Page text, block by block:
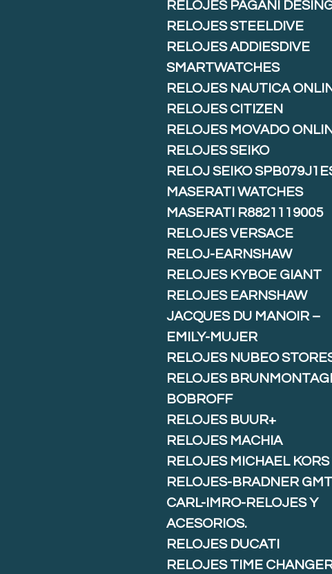
RELOJES PAGANI
RELOJES STEELDIVE
RELOJES ADDIESDIVE
SMARTWATCHES
RELOJES NAUTICA
RELOJES CITIZEN
RELOJES MOVADO
RELOJES SEIKO
RELOJ SEIKO
MASERATI WATCHES
MASERATI R8821119005
RELOJES VERSACE
RELOJ-EARNSHAW
RELOJES KYBOE GIANT
RELOJES EARNSHAW
JACQUES DU MANOIR –
EMILY-MUJER
RELOJES NUBEO
RELOJES
BOBROFF
RELOJES BUUR+
RELOJES MACHIA
RELOJES MICHAEL KORS
RELOJES-BRADNER GMT
CARL-IMRO-RELOJES Y
ACESORIOS.
RELOJES DUCATI
RELOJES TIME